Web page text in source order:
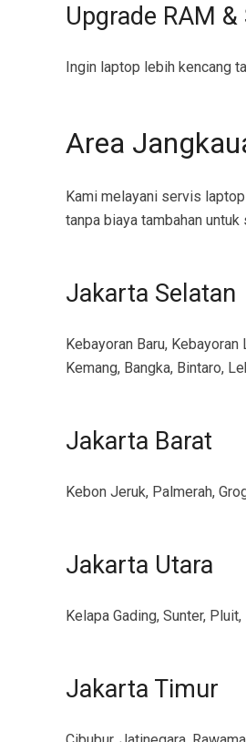
Upgrade RAM &
Ingin laptop lebih kencang
Area
Kami melayani servis
tanpa biaya tambahan
Jakarta Selatan
Kebayoran Baru,
Kemang, Bangka, Bintaro,
Jakarta Barat
Kebon Jeruk, Palmerah,
Jakarta Utara
Kelapa Gading, Sunter,
Jakarta Timur